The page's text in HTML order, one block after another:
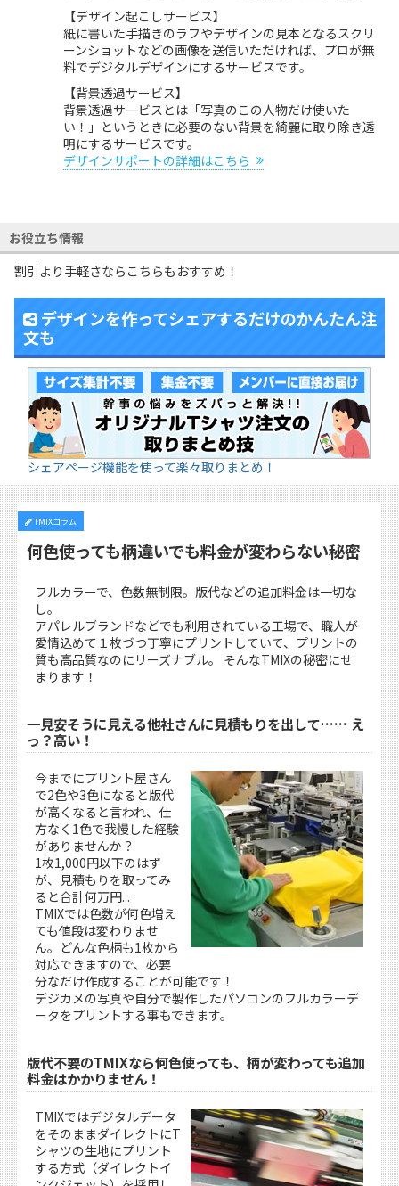
【デザイン起こしサービス】
紙に書いた手描きのラフやデザインの見本となるスクリ
ーンショットなどの画像を送信いただければ、プロが無
料でデジタルデザインにするサービスです。
【背景透過サービス】
背景透過サービスとは「写真のこの人物だけ使いた
い！」というときに必要のない背景を綺麗に取り除き透
明にするサービスです。
デザインサポートの詳細はこちら
お役立ち情報
割引より手軽さならこちらもおすすめ！
デザインを作ってシェアするだけのかんたん注
文も
シェアページ機能を使って楽々取りまとめ！
TMIXコラム
何色使っても柄違いでも料金が変わらない秘密
フルカラーで、色数無制限。版代などの追加料金は一切な
し。
アパレルブランドなどでも利用されている工場で、職人が
愛情込めて１枚づつ丁寧にプリントしていて、プリントの
質も高品質なのにリーズナブル。 そんなTMIXの秘密にせ
まります！
一見安そうに見える他社さんに見積もりを出して…… え
っ？高い！
今までにプリント屋さん
で2色や3色になると版代
が高くなると言われ、仕
方なく1色で我慢した経験
がありませんか？
1枚1,000円以下のはず
が、見積もりを取ってみ
ると合計何万円...
TMIXでは色数が何色増え
ても値段は変わりませ
ん。どんな色柄も1枚から
対応できますので、必要
分なだけ作成することが可能です！
デジカメの写真や自分で製作したパソコンのフルカラーデ
ータをプリントする事もできます。
版代不要のTMIXなら何色使っても、柄が変わっても追加
料金はかかりません！
TMIXではデジタルデータ
をそのままダイレクトにT
シャツの生地にプリント
する方式（ダイレクトイ